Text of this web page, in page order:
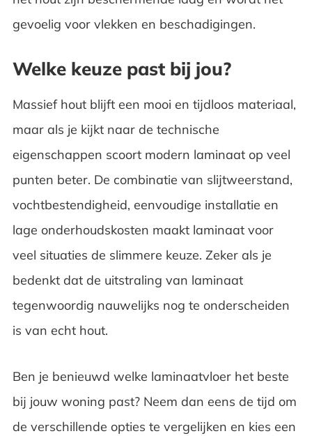
gevoelig voor vlekken en beschadigingen.
Welke keuze past bij jou?
Massief hout blijft een mooi en tijdloos materiaal,
maar als je kijkt naar de technische
eigenschappen scoort modern laminaat op veel
punten beter. De combinatie van slijtweerstand,
vochtbestendigheid, eenvoudige installatie en
lage onderhoudskosten maakt laminaat voor
veel situaties de slimmere keuze. Zeker als je
bedenkt dat de uitstraling van laminaat
tegenwoordig nauwelijks nog te onderscheiden
is van echt hout.
Ben je benieuwd welke laminaatvloer het beste
bij jouw woning past? Neem dan eens de tijd om
de verschillende opties te vergelijken en kies een